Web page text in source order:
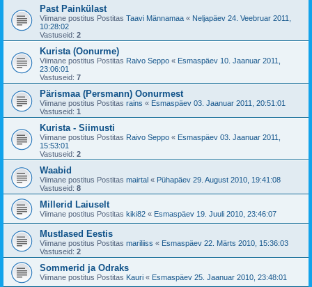
Past Painkülast
Viimane postitus Postitas Taavi Männamaa « Neljapäev 24. Veebruar 2011,
10:28:02
Vastuseid: 2
Kurista (Oonurme)
Viimane postitus Postitas Raivo Seppo « Esmaspäev 10. Jaanuar 2011,
23:06:01
Vastuseid: 7
Pärismaa (Persmann) Oonurmest
Viimane postitus Postitas rains « Esmaspäev 03. Jaanuar 2011, 20:51:01
Vastuseid: 1
Kurista - Siimusti
Viimane postitus Postitas Raivo Seppo « Esmaspäev 03. Jaanuar 2011,
15:53:01
Vastuseid: 2
Waabid
Viimane postitus Postitas mairtal « Pühapäev 29. August 2010, 19:41:08
Vastuseid: 8
Millerid Laiuselt
Viimane postitus Postitas kiki82 « Esmaspäev 19. Juuli 2010, 23:46:07
Mustlased Eestis
Viimane postitus Postitas mariliiss « Esmaspäev 22. Märts 2010, 15:36:03
Vastuseid: 2
Sommerid ja Odraks
Viimane postitus Postitas Kauri « Esmaspäev 25. Jaanuar 2010, 23:48:01